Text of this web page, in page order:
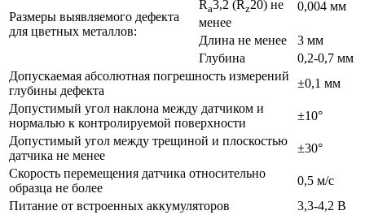
Размеры выявляемого дефекта
для цветных металлов:
Ra3,2 (Rz20) не
менее
0,004 мм
Длина не менее
3 мм
Глубина
0,2-0,7 мм
Допускаемая абсолютная погрешность измерений
глубины дефекта
±0,1 мм
Допустимый угол наклона между датчиком и
нормалью к контролируемой поверхности
±10°
Допустимый угол между трещиной и плоскостью
датчика не менее
±30°
Скорость перемещения датчика относительно
образца не более
0,5 м/с
Питание от встроенных аккумуляторов
3,3-4,2 В